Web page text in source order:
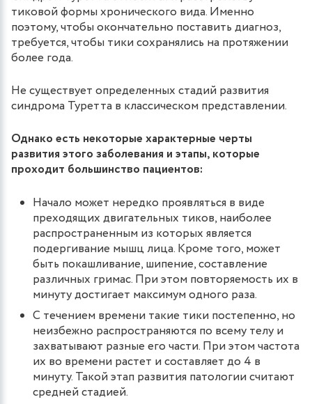
тиковой формы хронического вида. Именно
поэтому, чтобы окончательно поставить диагноз,
требуется, чтобы тики сохранялись на протяжении
более года.
Не существует определенных стадий развития
синдрома Туретта в классическом представлении.
Однако есть некоторые характерные черты
развития этого заболевания и этапы, которые
проходит большинство пациентов:
Начало может нередко проявляться в виде
преходящих двигательных тиков, наиболее
распространенным из которых является
подергивание мышц лица. Кроме того, может
быть покашливание, шипение, составление
различных гримас. При этом повторяемость их в
минуту достигает максимум одного раза.
С течением времени такие тики постепенно, но
неизбежно распространяются по всему телу и
захватывают разные его части. При этом частота
их во времени растет и составляет до 4 в
минуту. Такой этап развития патологии считают
средней стадией.